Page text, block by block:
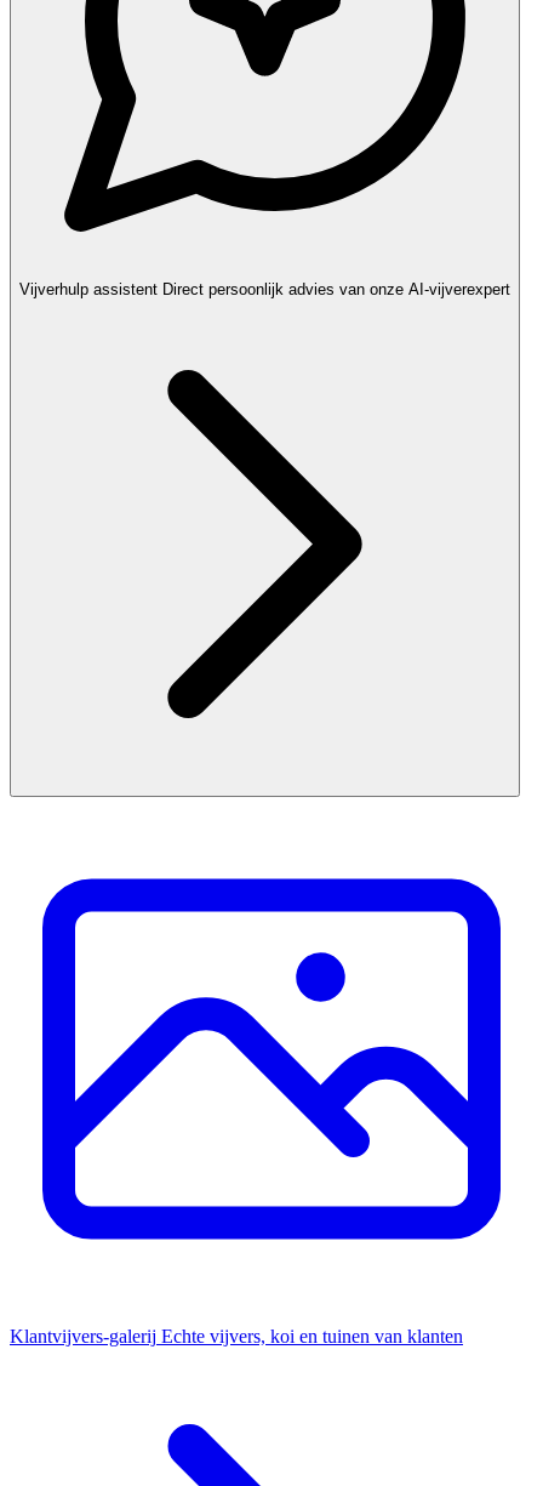
Vijverhulp assistent Direct persoonlijk advies van onze AI-vijverexpert
Klantvijvers-galerij Echte vijvers, koi en tuinen van klanten